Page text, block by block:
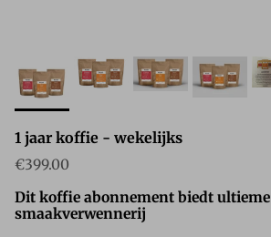
1 jaar koffie - wekelijks
Reguliere prijs
€399.00
Dit koffie abonnement biedt ultieme
smaakverwennerij